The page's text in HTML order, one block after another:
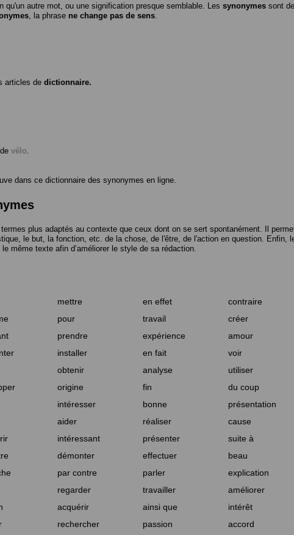
autre mot, ou une signification presque semblable. Les synonymes sont
, la phrase ne change pas de sens
articles de dictionnaire.
vélo
dans ce dictionnaire des synonymes en ligne.
plus adaptés au contexte que ceux dont on se sert spontanément. Il
le but, la fonction, etc. de la chose, de l'être, de l'action en question. Enfin,
même texte afin d’améliorer le style de sa rédaction.
mettre en effet
contraire
pour travail
créer
prendre expérience
amour
installer en fait
voir
obtenir analyse
utiliser
origine fin
du coup
intéresser bonne
présentation
aider réaliser
cause
intéressant présenter
suite à
démonter effectuer
beau
par contre parler
explication
regarder travailler
améliorer
acquérir ainsi que
intérêt
rechercher passion accord